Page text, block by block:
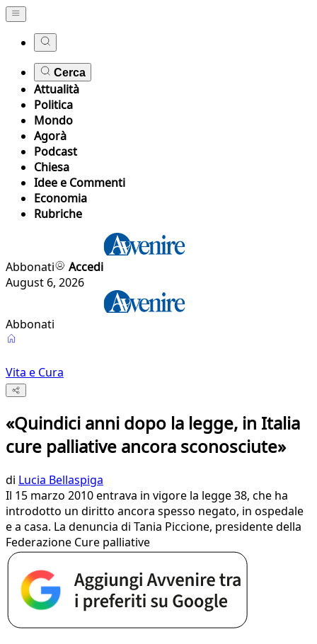
Cerca
Attualità
Politica
Mondo
Agorà
Podcast
Chiesa
Idee e Commenti
Economia
Rubriche
Abbonati
Accedi
August 6, 2026
Abbonati
Vita e Cura
«Quindici anni dopo la legge, in Italia
cure palliative ancora sconosciute»
di Lucia Bellaspiga
Il 15 marzo 2010 entrava in vigore la legge 38, che ha
introdotto un diritto ancora spesso negato, in ospedale
e a casa. La denuncia di Tania Piccione, presidente della
Federazione Cure palliative